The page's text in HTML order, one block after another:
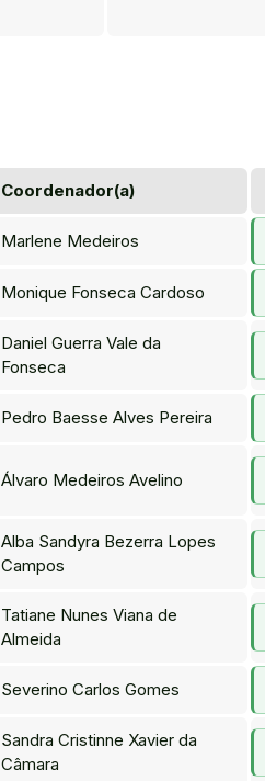
Coordenador(a)
Marlene Medeiros
Monique Fonseca Cardoso
Daniel Guerra Vale da
Fonseca
Pedro Baesse Alves Pereira
Álvaro Medeiros Avelino
Alba Sandyra Bezerra Lopes
Campos
Tatiane Nunes Viana de
Almeida
Severino Carlos Gomes
Sandra Cristinne Xavier da
Câmara